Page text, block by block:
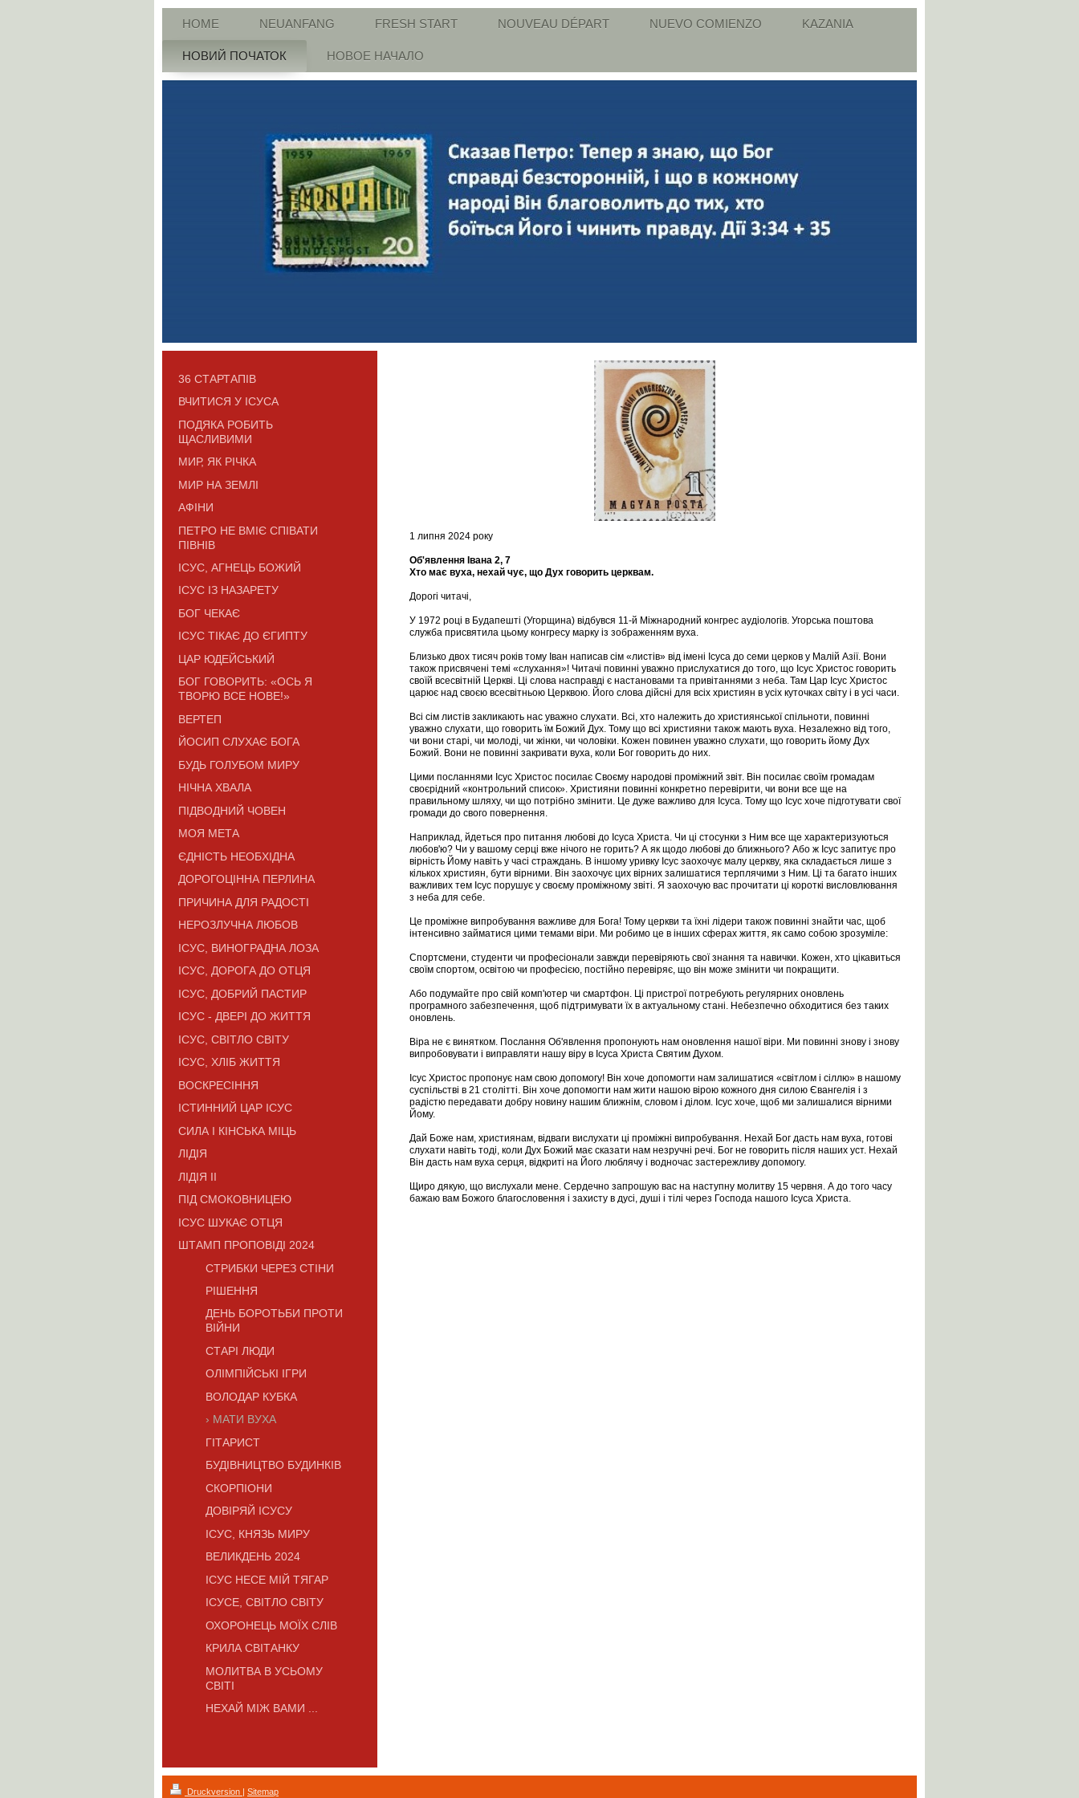
HOME NEUANFANG FRESH START NOUVEAU DÉPART NUEVO COMIENZO KAZANIA
НОВИЙ ПОЧАТОК НОВОЕ НАЧАЛО
1 липня 2024 року
Об'явлення Івана 2, 7
Хто має вуха, нехай чує, що Дух говорить церквам.
Дорогі читачі,
У 1972 році в Будапешті (Угорщина) відбувся 11-й Міжнародний конгрес аудіологів. Угорська поштова
служба присвятила цьому конгресу марку із зображенням вуха.
Близько двох тисяч років тому Іван написав сім «листів» від імені Ісуса до семи церков у Малій Азії. Вони
також присвячені темі «слухання»! Читачі повинні уважно прислухатися до того, що Ісус Христос говорить
своїй всесвітній Церкві. Ці слова насправді є настановами та привітаннями з неба. Там Цар Ісус Христос
царює над своєю всесвітньою Церквою. Його слова дійсні для всіх християн в усіх куточках світу і в усі часи.
Всі сім листів закликають нас уважно слухати. Всі, хто належить до християнської спільноти, повинні
уважно слухати, що говорить їм Божий Дух. Тому що всі християни також мають вуха. Незалежно від того,
чи вони старі, чи молоді, чи жінки, чи чоловіки. Кожен повинен уважно слухати, що говорить йому Дух
Божий. Вони не повинні закривати вуха, коли Бог говорить до них.
Цими посланнями Ісус Христос посилає Своєму народові проміжний звіт. Він посилає своїм громадам
своєрідний «контрольний список». Християни повинні конкретно перевірити, чи вони все ще на
правильному шляху, чи що потрібно змінити. Це дуже важливо для Ісуса. Тому що Ісус хоче підготувати свої
громади до свого повернення.
Наприклад, йдеться про питання любові до Ісуса Христа. Чи ці стосунки з Ним все ще характеризуються
любов'ю? Чи у вашому серці вже нічого не горить? А як щодо любові до ближнього? Або ж Ісус запитує про
вірність Йому навіть у часі страждань. В іншому уривку Ісус заохочує малу церкву, яка складається лише з
кількох християн, бути вірними. Він заохочує цих вірних залишатися терплячими з Ним. Ці та багато інших
важливих тем Ісус порушує у своєму проміжному звіті. Я заохочую вас прочитати ці короткі висловлювання
з неба для себе.
Це проміжне випробування важливе для Бога! Тому церкви та їхні лідери також повинні знайти час, щоб
інтенсивно займатися цими темами віри. Ми робимо це в інших сферах життя, як само собою зрозуміле:
Спортсмени, студенти чи професіонали завжди перевіряють свої знання та навички. Кожен, хто цікавиться
своїм спортом, освітою чи професією, постійно перевіряє, що він може змінити чи покращити.
Або подумайте про свій комп'ютер чи смартфон. Ці пристрої потребують регулярних оновлень
програмного забезпечення, щоб підтримувати їх в актуальному стані. Небезпечно обходитися без таких
оновлень.
Віра не є винятком. Послання Об'явлення пропонують нам оновлення нашої віри. Ми повинні знову і знову
випробовувати і виправляти нашу віру в Ісуса Христа Святим Духом.
Ісус Христос пропонує нам свою допомогу! Він хоче допомогти нам залишатися «світлом і сіллю» в нашому
суспільстві в 21 столітті. Він хоче допомогти нам жити нашою вірою кожного дня силою Євангелія і з
радістю передавати добру новину нашим ближнім, словом і ділом. Ісус хоче, щоб ми залишалися вірними
Йому.
Дай Боже нам, християнам, відваги вислухати ці проміжні випробування. Нехай Бог дасть нам вуха, готові
слухати навіть тоді, коли Дух Божий має сказати нам незручні речі. Бог не говорить після наших уст. Нехай
Він дасть нам вуха серця, відкриті на Його люблячу і водночас застережливу допомогу.
Щиро дякую, що вислухали мене. Сердечно запрошую вас на наступну молитву 15 червня. А до того часу
бажаю вам Божого благословення і захисту в дусі, душі і тілі через Господа нашого Ісуса Христа.
36 СТАРТАПІВ
ВЧИТИСЯ У ІСУСА
ПОДЯКА РОБИТЬ
ЩАСЛИВИМИ
МИР, ЯК РІЧКА
МИР НА ЗЕМЛІ
АФІНИ
ПЕТРО НЕ ВМІЄ СПІВАТИ
ПІВНІВ
ІСУС, АГНЕЦЬ БОЖИЙ
ІСУС ІЗ НАЗАРЕТУ
БОГ ЧЕКАЄ
ІСУС ТІКАЄ ДО ЄГИПТУ
ЦАР ЮДЕЙСЬКИЙ
БОГ ГОВОРИТЬ: «ОСЬ Я
ТВОРЮ ВСЕ НОВЕ!»
ВЕРТЕП
ЙОСИП СЛУХАЄ БОГА
БУДЬ ГОЛУБОМ МИРУ
НІЧНА ХВАЛА
ПІДВОДНИЙ ЧОВЕН
МОЯ МЕТА
ЄДНІСТЬ НЕОБХІДНА
ДОРОГОЦІННА ПЕРЛИНА
ПРИЧИНА ДЛЯ РАДОСТІ
НЕРОЗЛУЧНА ЛЮБОВ
ІСУС, ВИНОГРАДНА ЛОЗА
ІСУС, ДОРОГА ДО ОТЦЯ
IСУС, ДОБРИЙ ПАСТИР
ІСУС - ДВЕРІ ДО ЖИТТЯ
ІСУС, СВІТЛО СВІТУ
ІСУС, ХЛІБ ЖИТТЯ
ВОСКРЕСІННЯ
ІСТИННИЙ ЦАР ІСУС
СИЛА І КІНСЬКА МІЦЬ
ЛІДІЯ
ЛІДІЯ II
ПІД СМОКОВНИЦЕЮ
ІСУС ШУКАЄ ОТЦЯ
ШТАМП ПРОПОВІДІ 2024
СТРИБКИ ЧЕРЕЗ СТІНИ
РІШЕННЯ
ДЕНЬ БОРОТЬБИ ПРОТИ
ВІЙНИ
СТАРІ ЛЮДИ
ОЛІМПІЙСЬКІ ІГРИ
ВОЛОДАР КУБКА
МАТИ ВУХА
ГІТАРИСТ
БУДІВНИЦТВО БУДИНКІВ
СКОРПІОНИ
ДОВІРЯЙ ІСУСУ
ІСУС, КНЯЗЬ МИРУ
ВЕЛИКДЕНЬ 2024
ІСУС НЕСЕ МІЙ ТЯГАР
ІСУСЕ, СВІТЛО СВІТУ
ОХОРОНЕЦЬ МОЇХ СЛІВ
КРИЛА СВІТАНКУ
МОЛИТВА В УСЬОМУ
СВІТІ
НЕХАЙ МІЖ ВАМИ ...
Druckversion | Sitemap